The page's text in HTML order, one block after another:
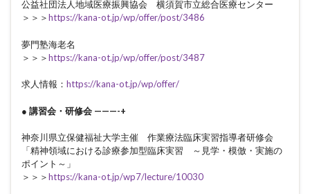
公益社団法人地域医療振興協会 横須賀市立総合医療センター
＞＞＞https://kana-ot.jp/wp/offer/post/3486
夢門塾海老名
＞＞＞https://kana-ot.jp/wp/offer/post/3487
求人情報： https://kana-ot.jp/wp/offer/
● 講習会・研修会 ———-+
神奈川県立保健福祉大学主催 作業療法臨床実習指導者研修会
「精神領域における診療参加型臨床実習 ～見学・模倣・実施の
ポイント～」
＞＞＞https://kana-ot.jp/wp7/lecture/10030